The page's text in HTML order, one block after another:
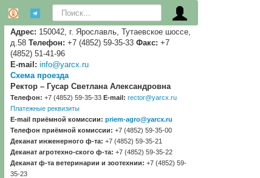
Искать...
Адрес: 150042, г. Ярославль, Тутаевское шоссе,
д.58 Телефон: +7 (4852) 59-35-33 Факс: +7
(4852) 51-41-96
E-mail: info@yarcx.ru
Схема проезда
Ректор – Гусар Светлана Александровна
Телефон: +7 (4852) 59-35-33 E-mail: rector@yarcx.ru
Платежные реквизиты
E-mail приёмной комиссии: priem-agro@yarcx.ru
Телефон приёмной комиссии: +7 (4852) 59-35-00
Деканат инженерного ф-та: +7 (4852) 59-35-21
Деканат агротехно-ского ф-та: +7 (4852) 59-35-22
Деканат ф-та ветеринарии и зоотехнии: +7 (4852) 59-
35-23